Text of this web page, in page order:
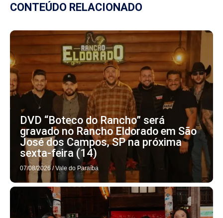
CONTEÚDO RELACIONADO
DVD “Boteco do Rancho” será
gravado no Rancho Eldorado em São
José dos Campos, SP na próxima
sexta-feira (14)
07/08/2026 / Vale do Paraíba